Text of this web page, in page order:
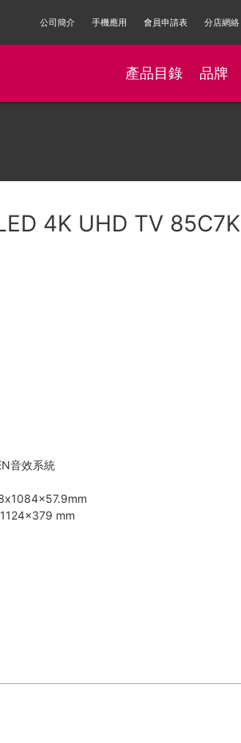
公司簡介 手機應用 會員申請表 分店網絡
產品目錄 品牌
4K UHD TV 85C7K
音效系統
mm